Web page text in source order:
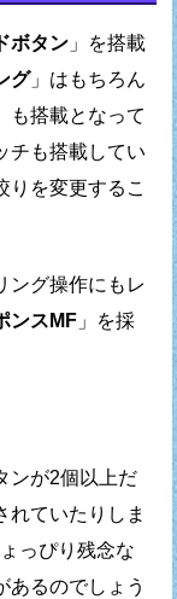
ボタン」を搭載
グ」はもちろん
も搭載となって
チも搭載してい
りを変更するこ
ング操作にも レ
ンスMF」を採
ンが2個以上だ
れていたりしま
っぴり残念な
あるのでしょう